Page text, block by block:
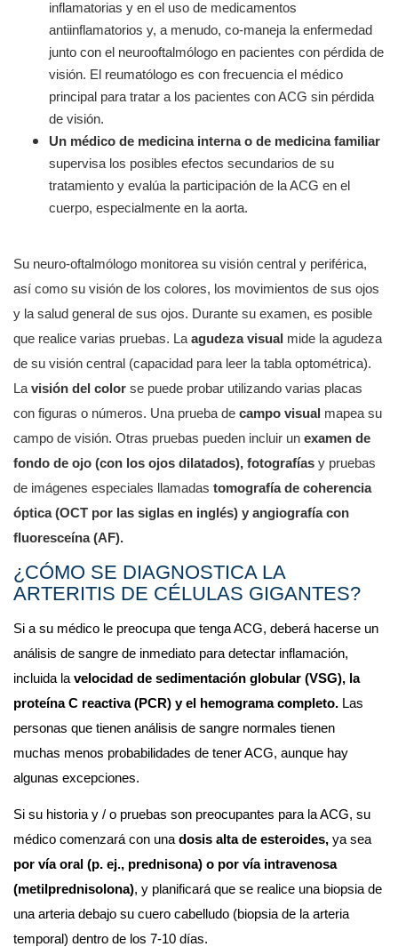
inflamatorias y en el uso de medicamentos
antiinflamatorios y, a menudo, co-maneja la enfermedad
junto con el neurooftalmólogo en pacientes con pérdida de
visión. El reumatólogo es con frecuencia el médico
principal para tratar a los pacientes con ACG sin pérdida
de visión.
Un médico de medicina interna o de medicina familiar
supervisa los posibles efectos secundarios de su
tratamiento y evalúa la participación de la ACG en el
cuerpo, especialmente en la aorta.
Su neuro-oftalmólogo monitorea su visión central y periférica,
así como su visión de los colores, los movimientos de sus ojos
y la salud general de sus ojos. Durante su examen, es posible
que realice varias pruebas. La agudeza visual mide la agudeza
de su visión central (capacidad para leer la tabla optométrica).
La visión del color se puede probar utilizando varias placas
con figuras o números. Una prueba de campo visual mapea su
campo de visión. Otras pruebas pueden incluir un examen de
fondo de ojo (con los ojos dilatados), fotografías y pruebas
de imágenes especiales llamadas tomografía de coherencia
óptica (OCT por las siglas en inglés) y angiografía con
fluoresceína (AF).
¿CÓMO SE DIAGNOSTICA LA
ARTERITIS DE CÉLULAS GIGANTES?
Si a su médico le preocupa que tenga ACG, deberá hacerse un
análisis de sangre de inmediato para detectar inflamación,
incluida la velocidad de sedimentación globular (VSG), la
proteína C reactiva (PCR) y el hemograma completo. Las
personas que tienen análisis de sangre normales tienen
muchas menos probabilidades de tener ACG, aunque hay
algunas excepciones.
Si su historia y / o pruebas son preocupantes para la ACG, su
médico comenzará con una dosis alta de esteroides, ya sea
por vía oral (p. ej., prednisona) o por vía intravenosa
(metilprednisolona), y planificará que se realice una biopsia de
una arteria debajo su cuero cabelludo (biopsia de la arteria
temporal) dentro de los 7-10 días.